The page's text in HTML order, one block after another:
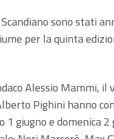
sono stati
per la quinta
Alessio Mammi, il
Pighini hanno
giugno e domenica